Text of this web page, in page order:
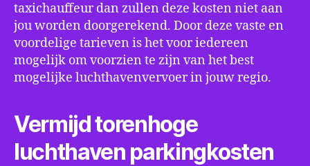
taxichauffeur dan zullen deze kosten niet aan
jou worden doorgerekend. Door deze vaste en
voordelige tarieven is het voor iedereen
mogelijk om voorzien te zijn van het best
mogelijke luchthavenvervoer in jouw regio.
Vermijd torenhoge
luchthaven parkingkosten